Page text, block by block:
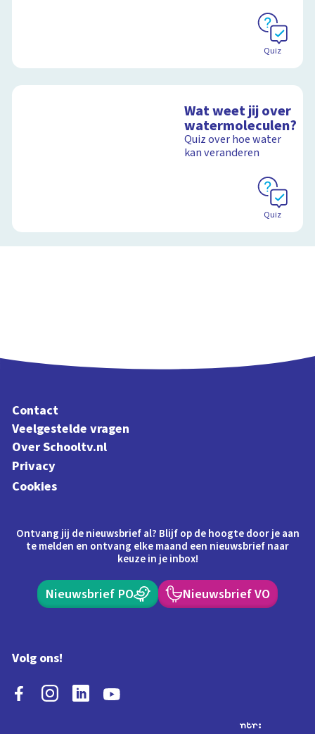
Quiz
Wat weet jij over
watermoleculen?
Quiz over hoe water
kan veranderen
Quiz
Contact
Veelgestelde vragen
Over Schooltv.nl
Privacy
Cookies
Ontvang jij de nieuwsbrief al? Blijf op de hoogte door je aan
te melden en ontvang elke maand een nieuwsbrief naar
keuze in je inbox!
Nieuwsbrief PO Nieuwsbrief VO
Volg ons!